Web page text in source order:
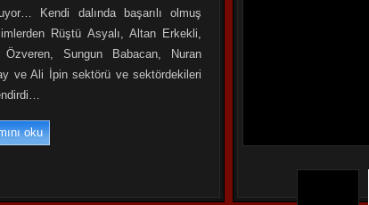
Kendi dalında başarılı olmuş
Rüştü Asyalı, Altan Erkekli,
Özveren, Sungun Babacan, Nuran
ve Ali İpin sektörü ve sektördekileri
oku
oku